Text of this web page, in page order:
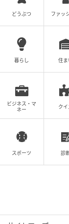
どうぶつ ファッ
暮らし 住ま
ビジネス・マ
ネー
クイ
スポーツ 診